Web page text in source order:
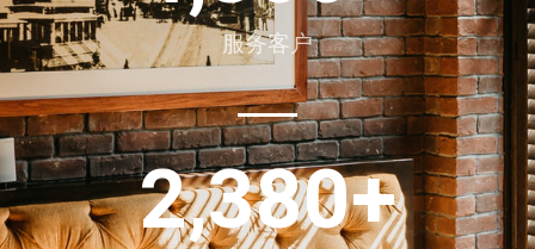
服务客户
2,380+